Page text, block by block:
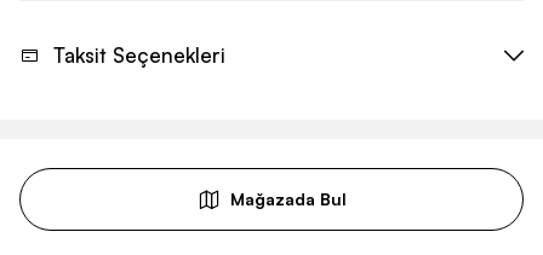
Taksit Seçenekleri
Mağazada Bul